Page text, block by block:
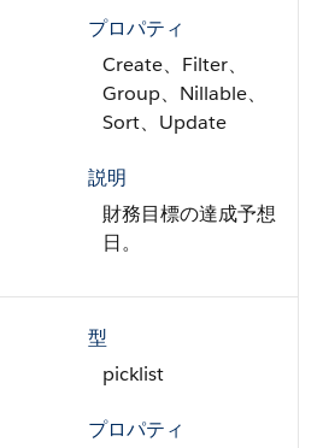
プロパティ
Create、Filter、
Group、Nillable、
Sort、Update
説明
財務目標の達成予想
日。
型
picklist
プロパティ